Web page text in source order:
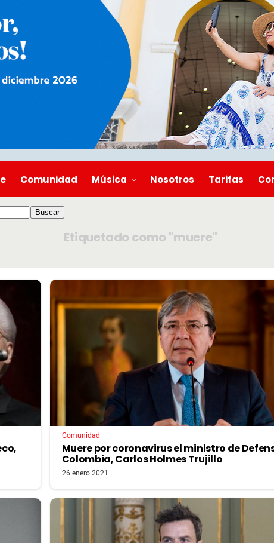
Comunidad Música Nosotros Tarifas
Etiquetado como "muere"
Comunidad
Muere por coronavirus el ministro de
Colombia, Carlos Holmes Trujillo
26 enero 2021